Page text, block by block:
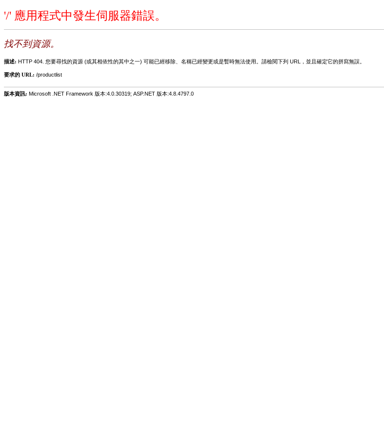
'/' 應用程式中發生伺服器錯誤。
找不到資源。
描述: HTTP 404. 您要尋找的資源 (或其相依性的其中之一) 可能已經移除、名稱已經變更或是暫時無法使用。請檢閱下列 URL，並且確定它的拼寫無誤。
要求的 URL: /productlist
版本資訊: Microsoft .NET Framework 版本:4.0.30319; ASP.NET 版本:4.8.4797.0